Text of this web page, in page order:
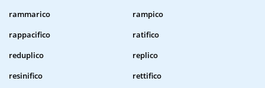
rammarico
rampico
rappacifico
ratifico
reduplico
replico
resinifico
rettifico